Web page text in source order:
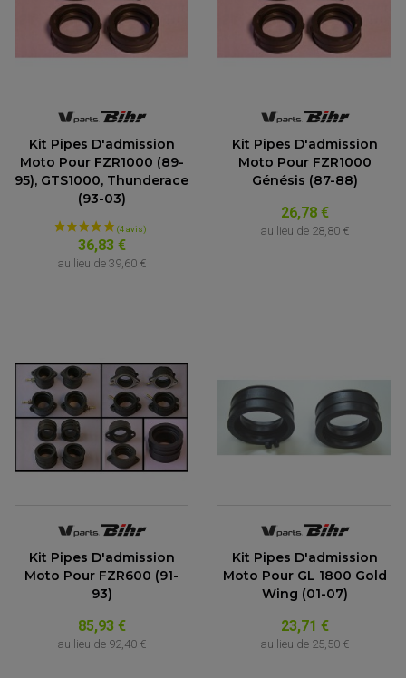
Kit Pipes D'admission
Moto Pour FZR1000 (89-
95), GTS1000, Thunderace
(93-03)
36,83 €
au lieu de 39,60 €
Kit Pipes D'admission
Moto Pour FZR1000
Génésis (87-88)
26,78 €
au lieu de 28,80 €
Kit Pipes D'admission
Moto Pour FZR600 (91-
93)
85,93 €
au lieu de 92,40 €
Kit Pipes D'admission
Moto Pour GL 1800 Gold
Wing (01-07)
23,71 €
au lieu de 25,50 €